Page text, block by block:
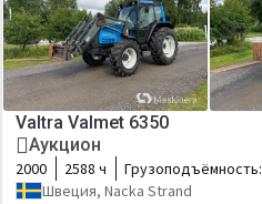
Valtra Valmet 6350
Аукцион
2000 2588 ч Грузоподъёмность:
Швеция, Nacka Strand